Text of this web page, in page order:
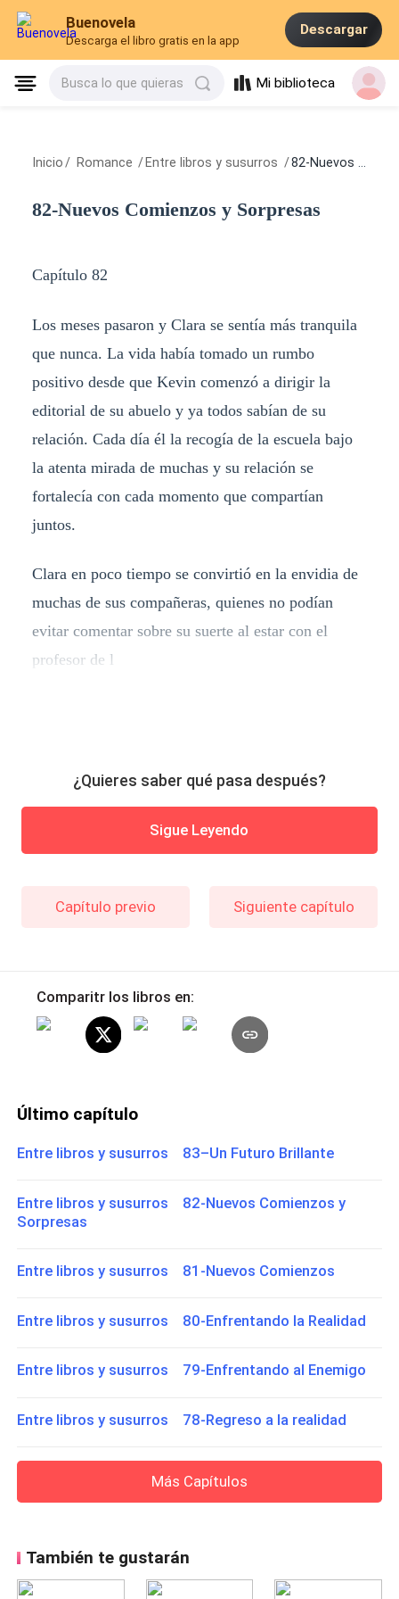
Buenovela
Descarga el libro gratis en la app
Descargar
Busca lo que quieras Mi biblioteca
Inicio / Romance / Entre libros y susurros /82-Nuevos Comienzos y Sorpresas
82-Nuevos Comienzos y Sorpresas
Capítulo 82
Los meses pasaron y Clara se sentía más tranquila
que nunca. La vida había tomado un rumbo
positivo desde que Kevin comenzó a dirigir la
editorial de su abuelo y ya todos sabían de su
relación. Cada día él la recogía de la escuela bajo
la atenta mirada de muchas y su relación se
fortalecía con cada momento que compartían
juntos.
Clara en poco tiempo se convirtió en la envidia de
muchas de sus compañeras, quienes no podían
evitar comentar sobre su suerte al estar con el
profesor de l
¿Quieres saber qué pasa después?
Sigue Leyendo
Capítulo previo Siguiente capítulo
Comparitr los libros en:
Último capítulo
Entre libros y susurros 83–Un Futuro Brillante
Entre libros y susurros 82-Nuevos Comienzos y
Sorpresas
Entre libros y susurros 81-Nuevos Comienzos
Entre libros y susurros 80-Enfrentando la Realidad
Entre libros y susurros 79-Enfrentando al Enemigo
Entre libros y susurros 78-Regreso a la realidad
Más Capítulos
También te gustarán